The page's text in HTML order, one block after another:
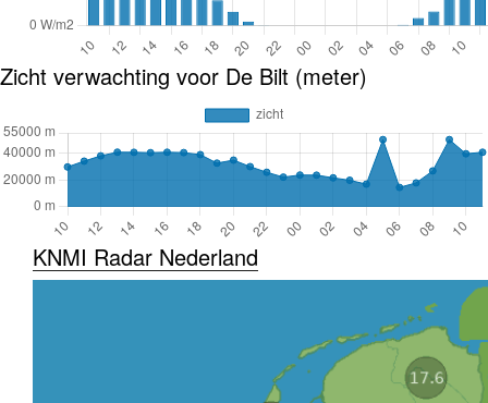
Zicht verwachting voor De Bilt (meter)
KNMI Radar Nederland